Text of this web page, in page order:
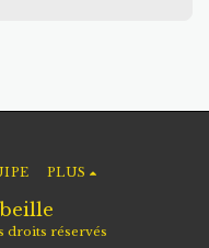
droits réservés
PLUS